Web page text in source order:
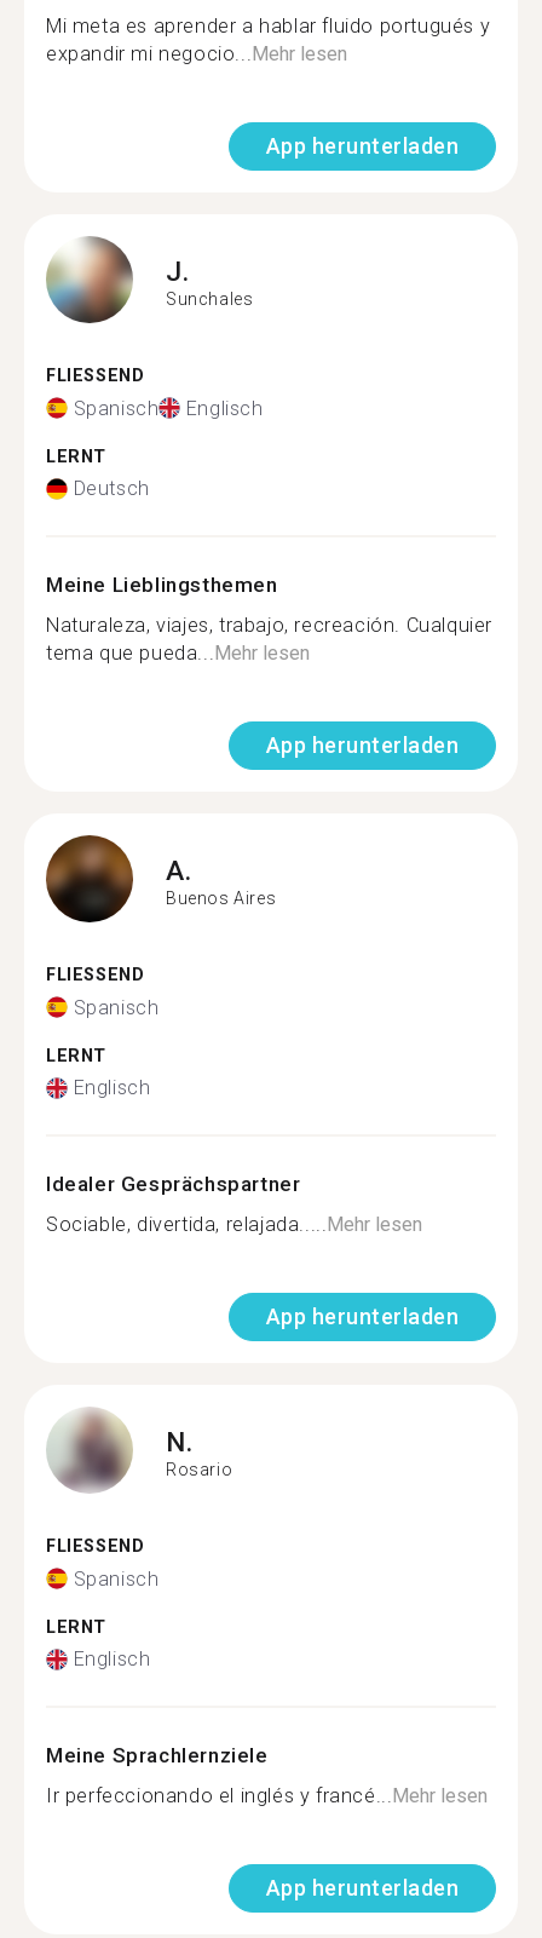
Mi meta es aprender a hablar fluido portugués y
expandir mi negocio...Mehr lesen
App herunterladen
J.
Sunchales
FLIESSEND
Spanisch Englisch
LERNT
Deutsch
Meine Lieblingsthemen
Naturaleza, viajes, trabajo, recreación. Cualquier
tema que pueda...Mehr lesen
App herunterladen
A.
Buenos Aires
FLIESSEND
Spanisch
LERNT
Englisch
Idealer Gesprächspartner
Sociable, divertida, relajada.....Mehr lesen
App herunterladen
N.
Rosario
FLIESSEND
Spanisch
LERNT
Englisch
Meine Sprachlernziele
Ir perfeccionando el inglés y francé...Mehr lesen
App herunterladen